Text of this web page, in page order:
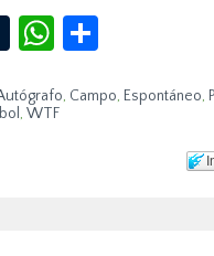
TumblrWhatsApp
, Campo, Espontáneo,
, WTF